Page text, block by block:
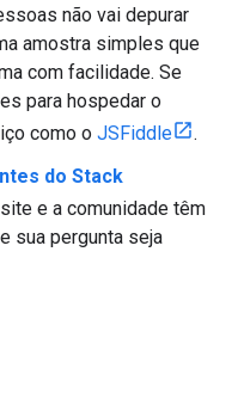
não vai depurar
amostra simples que
com facilidade. Se
para hospedar o
como o JSFiddle
.
do Stack
e a comunidade têm
sua pergunta seja